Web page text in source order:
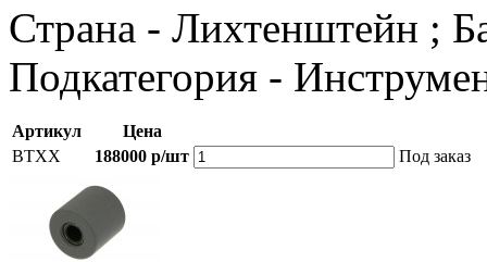
Страна - Лихтенштейн ;
Подкатегория -
Артикул
Цена
BTXX
188000 р/шт Под заказ